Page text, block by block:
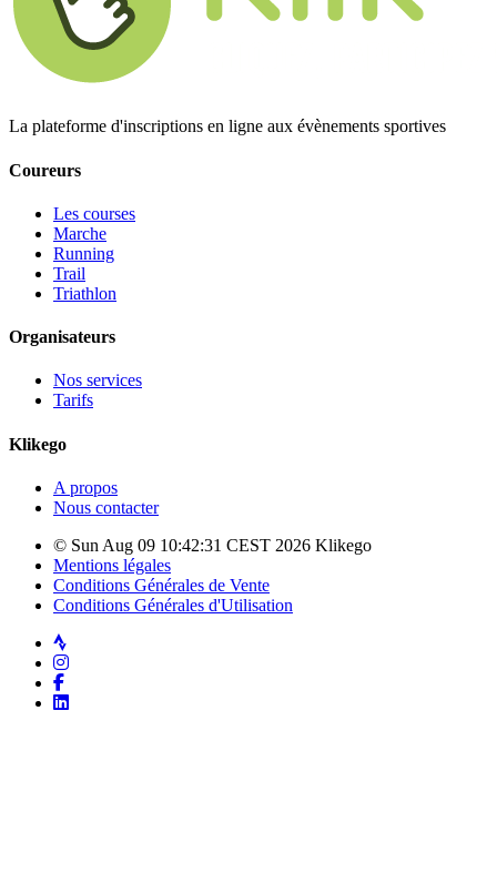
La plateforme d'inscriptions en ligne aux évènements sportives
Coureurs
Les courses
Marche
Running
Trail
Triathlon
Organisateurs
Nos services
Tarifs
Klikego
A propos
Nous contacter
© Sun Aug 09 10:42:31 CEST 2026 Klikego
Mentions légales
Conditions Générales de Vente
Conditions Générales d'Utilisation
Strava
Instagram
Facebook
LinkedIn